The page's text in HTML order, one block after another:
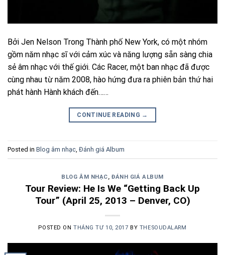
Bởi Jen Nelson Trong Thành phố New York, có một nhóm
gồm năm nhạc sĩ với cảm xúc và năng lượng sẵn sàng chia
sẻ âm nhạc với thế giới. Các Racer, một ban nhạc đã được
cùng nhau từ năm 2008, hào hứng đưa ra phiên bản thứ hai
phát hành Hành khách đến……
CONTINUE READING →
Posted in Blog âm nhạc Đánh giá Album
BLOG ÂM NHẠC, ĐÁNH GIÁ ALBUM
Tour Review: He Is We “Getting Back Up
Tour” (April 25, 2013 – Denver, CO)
POSTED ONTHÁNG TƯ 10, 2017 BY THESOUDALARM